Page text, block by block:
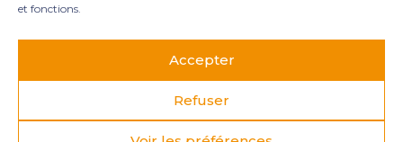
et fonctions.
Accepter
Refuser
Principale
3 rue Marie Dupil – La Plaine Petit Manoir – 97232 Le